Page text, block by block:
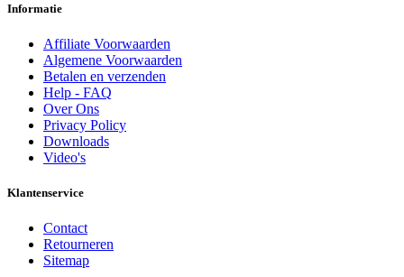
Informatie
Affiliate Voorwaarden
Algemene Voorwaarden
Betalen en verzenden
Help - FAQ
Over Ons
Privacy Policy
Downloads
Video's
Klantenservice
Contact
Retourneren
Sitemap